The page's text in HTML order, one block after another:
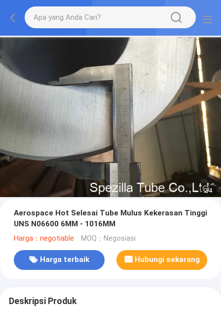
2/4
Aerospace Hot Selesai Tube Mulus Kekerasan Tinggi
UNS N06600 6MM - 1016MM
Harga：negotiable MOQ：Negosiasi
Harga terbaik Hubungi sekarang
Deskripsi Produk